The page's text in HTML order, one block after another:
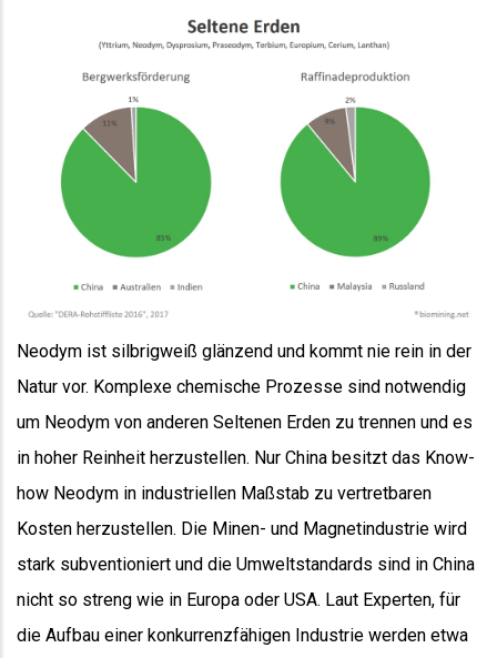
Neodym ist silbrigweiß glänzend und kommt nie rein in der
Natur vor. Komplexe chemische Prozesse sind notwendig
um Neodym von anderen Seltenen Erden zu trennen und es
in hoher Reinheit herzustellen. Nur China besitzt das Know-
how Neodym in industriellen Maßstab zu vertretbaren
Kosten herzustellen. Die Minen- und Magnetindustrie wird
stark subventioniert und die Umweltstandards sind in China
nicht so streng wie in Europa oder USA. Laut Experten, für
die Aufbau einer konkurrenzfähigen Industrie werden etwa